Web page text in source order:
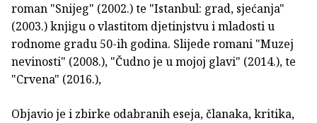
roman "Snijeg" (2002.) te "Istanbul: grad, sjećanja"
(2003.) knjigu o vlastitom djetinjstvu i mladosti u
rodnome gradu 50-ih godina. Slijede romani "Muzej
nevinosti" (2008.), "Čudno je u mojoj glavi" (2014.), te
"Crvena" (2016.),
Objavio je i zbirke odabranih eseja, članaka, kritika,